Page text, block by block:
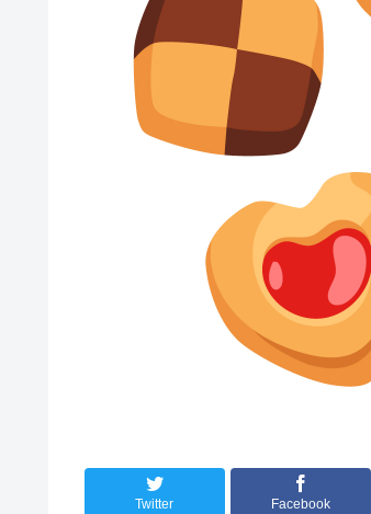
Twitter Facebook